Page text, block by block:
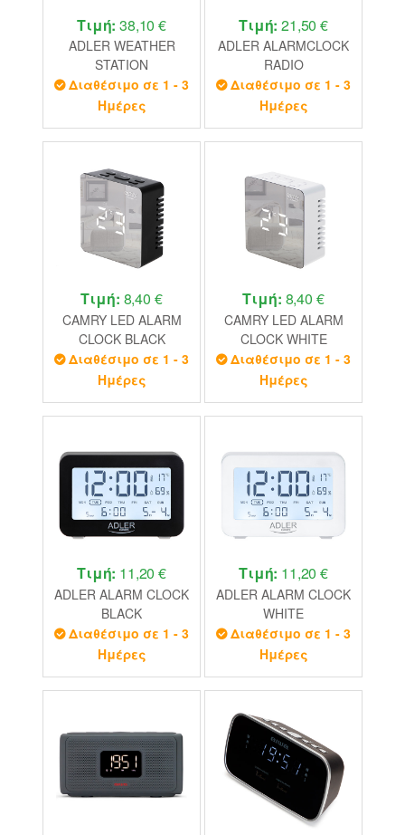
Τιμή:38,10 €
ADLER WEATHER
STATION
BLACK/SILVER
Διαθέσιμο σε 1 - 3
Ημέρες
Τιμή:21,50 €
ADLER ALARMCLOCK
RADIO
Διαθέσιμο σε 1 - 3
Ημέρες
Τιμή: 8,40 €
CAMRY LED ALARM
CLOCK BLACK
Διαθέσιμο σε 1 - 3
Ημέρες
Τιμή: 8,40 €
CAMRY LED ALARM
CLOCK WHITE
Διαθέσιμο σε 1 - 3
Ημέρες
Τιμή: 11,20 €
ADLER ALARM CLOCK
BLACK
Διαθέσιμο σε 1 - 3
Ημέρες
Τιμή: 11,20 €
ADLER ALARM CLOCK
WHITE
Διαθέσιμο σε 1 - 3
Ημέρες